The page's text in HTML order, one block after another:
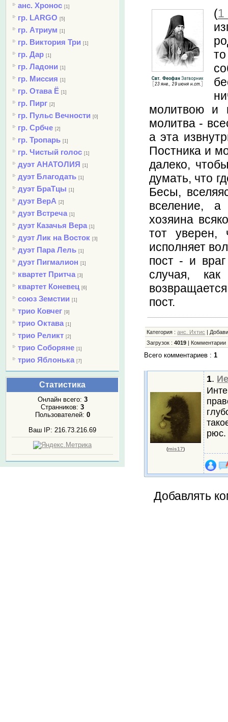
анс. Хронос [1]
гр. LARGO [5]
гр. Атриум [1]
гр. Виктория Три [1]
гр. Дар [1]
гр. Ладони [1]
гр. Миссия [1]
гр. Отава Ё [1]
гр. Пирг [2]
гр. Пульс Вечности [0]
гр. Србче [2]
гр. Тропарь [1]
гр. Чистый голос [1]
дуэт АНАТОЛИЯ [1]
дуэт Благодать [1]
дуэт БраТцы [1]
дуэт ВерА [2]
дуэт Встреча [1]
дуэт Казачья Вера [1]
дуэт Лик на Восток [3]
дуэт Пара Лель [1]
дуэт Пигмалион [1]
квартет Притча [3]
квартет Коневец [6]
союз Земстии [1]
трио Ковчег [9]
трио Октава [1]
трио Реликт [2]
трио Соборяне [1]
трио Яблонька [7]
Статистика
Онлайн всего: 3
Странников: 3
Пользователей: 0
Ваш IP: 216.73.216.69
(
молитвою и
молитва -
а эта
Постника и
далеко,
думать, что
Бесы,
вселение, а
хозяина
тот
исполняет
пост - и
случая,
пост.
Категория :анс. Ихтис
Загрузок :4019 Комментарии
Всего комментариев :1
(mis17)
1.
рюс.
Добавлять